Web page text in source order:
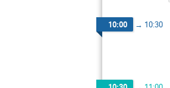
10:00 → 10:30